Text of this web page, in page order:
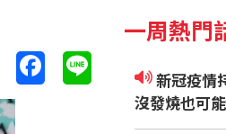
一周熱門
新冠疫情持續飆升 常見八大症狀
沒發燒也可